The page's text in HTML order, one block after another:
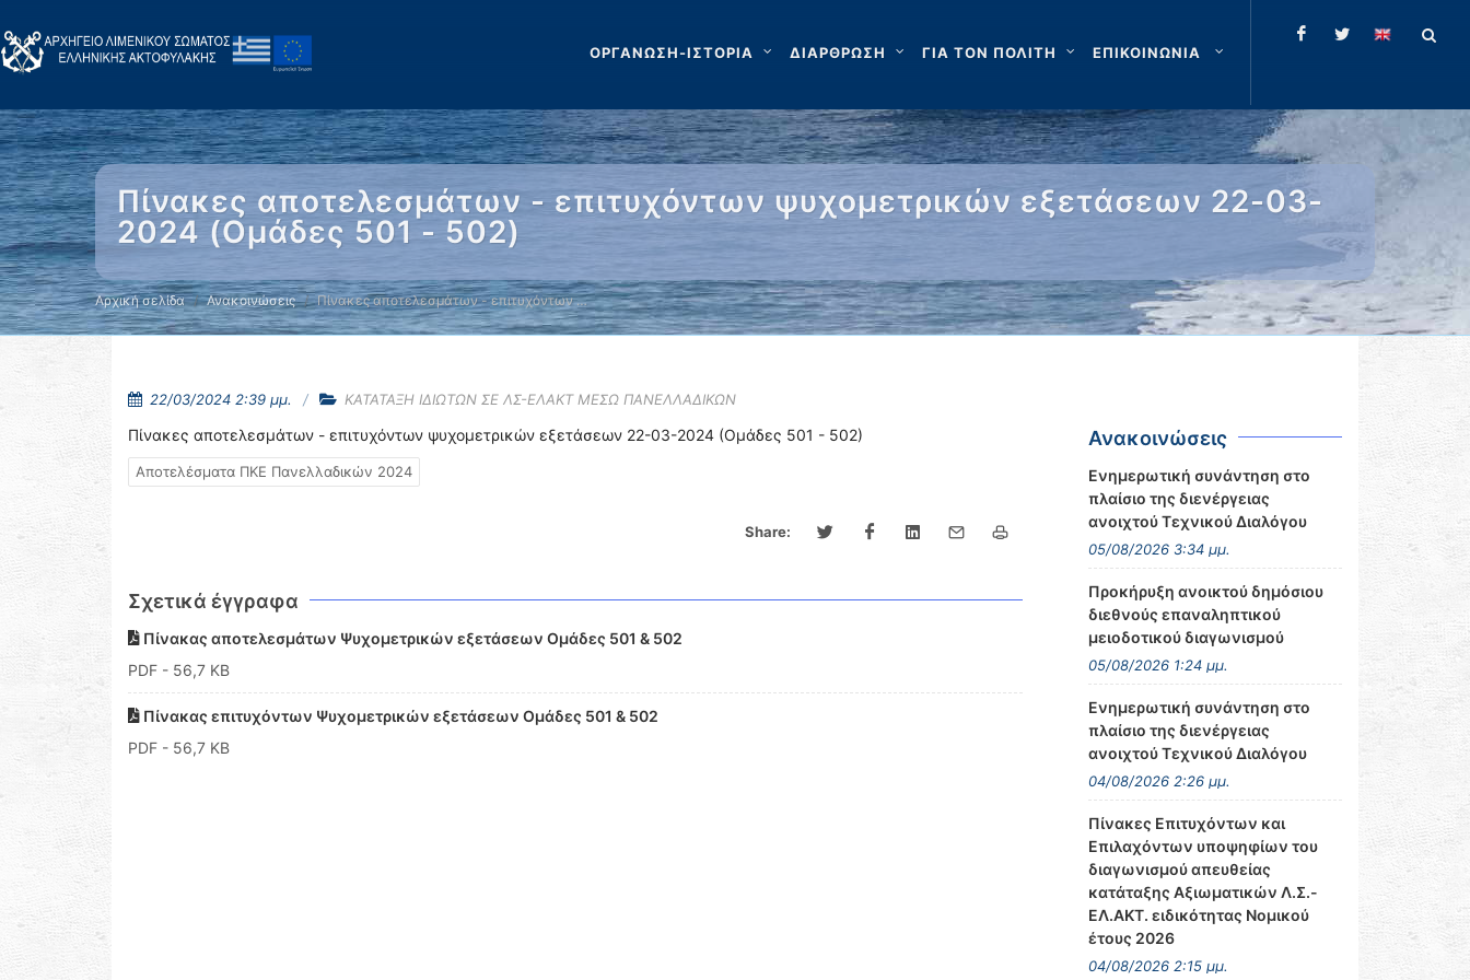
ΟΡΓΑΝΩΣΗ-ΙΣΤΟΡΙΑ ΔΙΑΡΘΡΩΣΗ ΓΙΑ ΤΟΝ ΠΟΛΙΤΗ ΕΠΙΚΟΙΝΩΝΙΑ
Πίνακες αποτελεσμάτων - επιτυχόντων ψυχομετρικών εξετάσεων 22-03-
2024 (Ομάδες 501 - 502)
Αρχική σελίδα Ανακοινώσεις Πίνακες αποτελεσμάτων - επιτυχόντων …
22/03/2024 2:39 μμ. ΚΑΤΑΤΑΞΗ ΙΔΙΩΤΩΝ ΣΕ ΛΣ-ΕΛΑΚΤ ΜΕΣΩ ΠΑΝΕΛΛΑΔΙΚΩΝ
Πίνακες αποτελεσμάτων - επιτυχόντων ψυχομετρικών εξετάσεων 22-03-2024 (Ομάδες 501 - 502)
Αποτελέσματα ΠΚΕ Πανελλαδικών 2024
Share:
Σχετικά έγγραφα
Πίνακας αποτελεσμάτων Ψυχομετρικών εξετάσεων Ομάδες 501 & 502
PDF - 56,7 KB
Πίνακας επιτυχόντων Ψυχομετρικών εξετάσεων Ομάδες 501 & 502
PDF - 56,7 KB
Ανακοινώσεις
Ενημερωτική συνάντηση στο
πλαίσιο της διενέργειας
ανοιχτού Τεχνικού Διαλόγου
05/08/2026 3:34 μμ.
Προκήρυξη ανοικτού δημόσιου
διεθνούς επαναληπτικού
μειοδοτικού διαγωνισμού
05/08/2026 1:24 μμ.
Ενημερωτική συνάντηση στο
πλαίσιο της διενέργειας
ανοιχτού Τεχνικού Διαλόγου
04/08/2026 2:26 μμ.
Πίνακες Επιτυχόντων και
Επιλαχόντων υποψηφίων του
διαγωνισμού απευθείας
κατάταξης Αξιωματικών Λ.Σ.-
ΕΛ.ΑΚΤ. ειδικότητας Νομικού
έτους 2026
04/08/2026 2:15 μμ.